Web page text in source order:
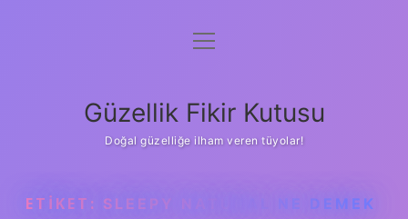
Anasayfa
Yasal Uyarı
menüyü
Güzellik Fikir Kutusu
Doğal güzelliğe ilham veren tüyolar!
ETIKET: SLEEPY NATURAL NE DEMEK